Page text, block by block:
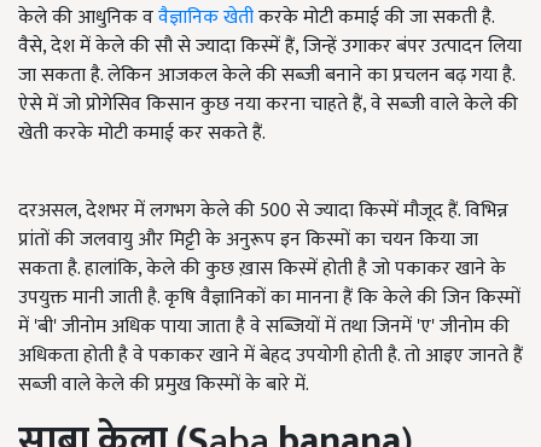
केले की आधुनिक ववैज्ञानिक खेतीकरके मोटी कमाई की जा सकती है.
वैसे, देश में केले की सौ से ज्यादा किस्में हैं, जिन्हें उगाकर बंपर उत्पादन लिया
जा सकता है. लेकिन आजकल केले की सब्जी बनाने का प्रचलन बढ़ गया है.
ऐसे में जो प्रोगेसिव किसान कुछ नया करना चाहते हैं, वे सब्जी वाले केले की
खेती करके मोटी कमाई कर सकते हैं.
दरअसल, देशभर में लगभग केले की 500 से ज्यादा किस्में मौजूद हैं. विभिन्न
प्रांतों की जलवायु और मिट्टी के अनुरूप इन किस्मों का चयन किया जा
सकता है. हालांकि, केले की कुछ ख़ास किस्में होती है जो पकाकर खाने के
उपयुक्त मानी जाती है. कृषि वैज्ञानिकों का मानना हैं कि केले की जिन किस्मों
में 'बी' जीनोम अधिक पाया जाता है वे सब्जियों में तथा जिनमें 'ए' जीनोम की
अधिकता होती है वे पकाकर खाने में बेहद उपयोगी होती है. तो आइए जानते हैं
सब्जी वाले केले की प्रमुख किस्मों के बारे में.